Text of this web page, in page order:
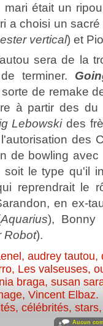
était un
a choisi un
vertical) et
sera de la
terminer.
de remake
à partir des du
Lebowskides
des
de bowling
soit le type qu'il
reprendrait le
en ex-
Aquarius), Bonny
Robot).
, audrey tautou,
, Les valseuses,
braga,susan
, Vincent Elbaz.
célébrités, stars
Aucun